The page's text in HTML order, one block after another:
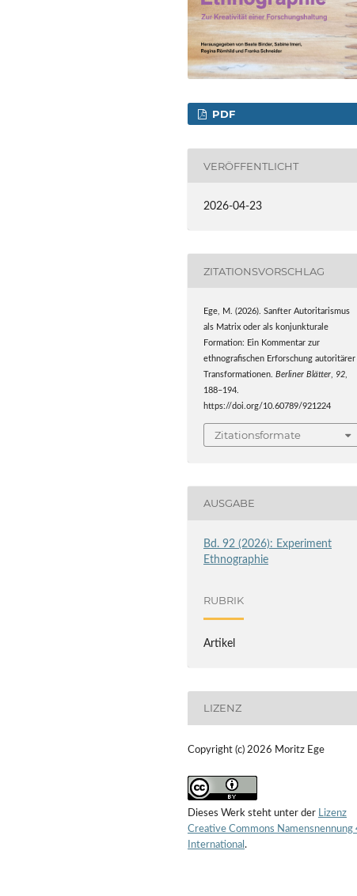
PDF
VERÖFFENTLICHT
2026-04-23
ZITATIONSVORSCHLAG
Ege, M. (2026). Sanfter Autoritarismus
als Matrix oder als konjunkturale
Formation: Ein Kommentar zur
ethnografischen Erforschung autoritärer
Transformationen.Berliner Blätter, 92,
188–194.
https://doi.org/10.60789/921224
Zitationsformate
AUSGABE
Bd. 92 (2026): Experiment
Ethnographie
RUBRIK
Artikel
LIZENZ
Copyright (c) 2026 Moritz Ege
Dieses Werk steht unter der Lizenz
Creative Commons Namensnennung
International .